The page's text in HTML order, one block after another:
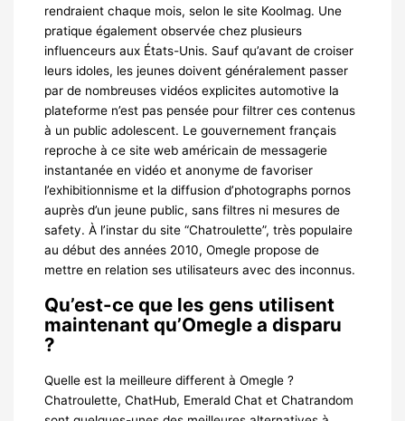
rendraient chaque mois, selon le site Koolmag. Une
pratique également observée chez plusieurs
influenceurs aux États-Unis. Sauf qu’avant de croiser
leurs idoles, les jeunes doivent généralement passer
par de nombreuses vidéos explicites automotive la
plateforme n’est pas pensée pour filtrer ces contenus
à un public adolescent. Le gouvernement français
reproche à ce site web américain de messagerie
instantanée en vidéo et anonyme de favoriser
l’exhibitionnisme et la diffusion d’photographs pornos
auprès d’un jeune public, sans filtres ni mesures de
safety. À l’instar du site “Chatroulette”, très populaire
au début des années 2010, Omegle propose de
mettre en relation ses utilisateurs avec des inconnus.
Qu’est-ce que les gens utilisent
maintenant qu’Omegle a disparu
?
Quelle est la meilleure different à Omegle ?
Chatroulette, ChatHub, Emerald Chat et Chatrandom